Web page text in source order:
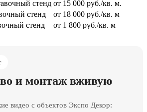
стенд от 15 000 руб./кв. м.
стенд
от 18 000 руб./кв. м
стенд
от 1 800 руб./кв. м
и монтаж вживую
видео с объектов Экспо Декор: